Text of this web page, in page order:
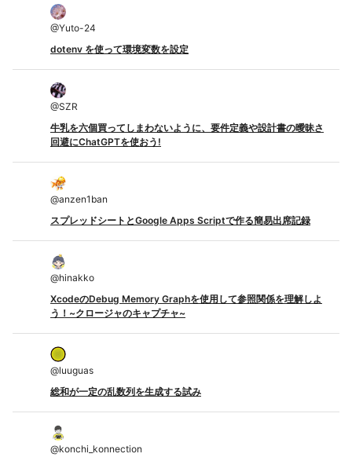
@Yuto-24
dotenv を使って環境変数を設定
@SZR
牛乳を六個買ってしまわないように、要件定義や設計書の曖昧さ
回避にChatGPTを使おう!
@anzen1ban
スプレッドシートとGoogle Apps Scriptで作る簡易出席記録
@hinakko
XcodeのDebug Memory Graphを使用して参照関係を理解しよ
う！~クロージャのキャプチャ~
@luuguas
総和が一定の乱数列を生成する試み
@konchi_konnection